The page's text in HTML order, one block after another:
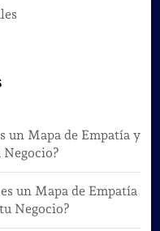
un Mapa de Empatía y
un Mapa de Empatía
Negocio?